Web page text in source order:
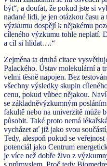
být“, a doufat, že pokud jste si
nadané lidi, je jen otázkou času
výzkumu dospějí k nějakému
cíleného výzkumu tohle neplatí.
a cíl si hlídat….“
Zejména ta druhá citace
Palackého. Ústav molekulární a
velmi těsně napojen. Bez
všechny výsledky skupin
cenu, pokud vůbec nějakou.
se základněvýzkumným
fakultě nebo na univerzitě může
působit. Také proto nemá
vycházet ať již jako svou
Tedy, alespoň pokud se
potenciál jako Centrum
je více než dobře živo z
s průmyslem. Proč tedy